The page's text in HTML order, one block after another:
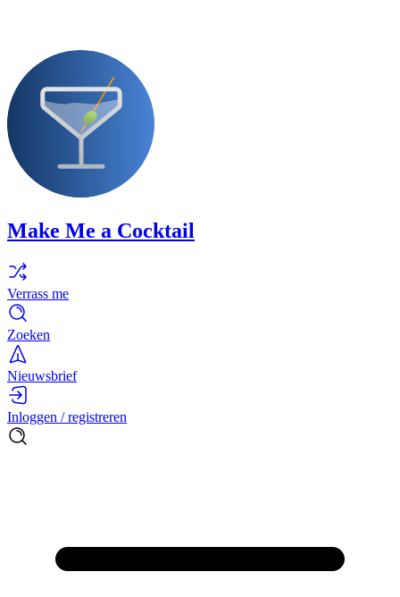
Make Me a Cocktail
Verrass me
Zoeken
Nieuwsbrief
Inloggen / registreren